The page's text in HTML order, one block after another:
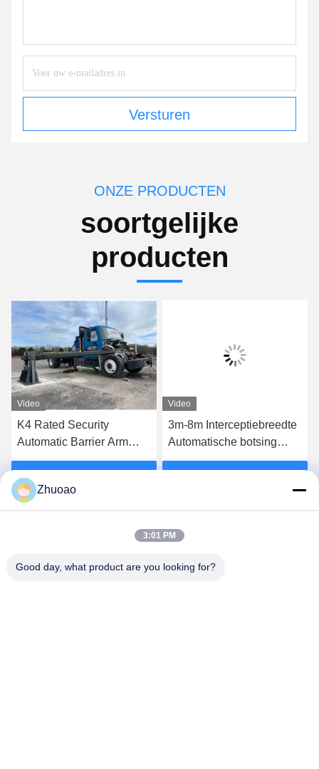
Versturen
ONZE PRODUCTEN
soortgelijke
producten
Video
K4 Rated Security
Automatic Barrier Arm
Gates voor
toegangscontrole
Video
3m-8m Interceptiebreedte
Automatische botsing
gerangschikte
Zhuoao
3:01 PM
Good day, what product are you looking for?